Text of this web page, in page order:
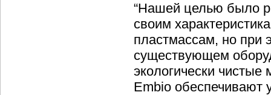
“Нашей целью было
своим
пластмассам, но при
существующем
экологически
Embio обеспечивают